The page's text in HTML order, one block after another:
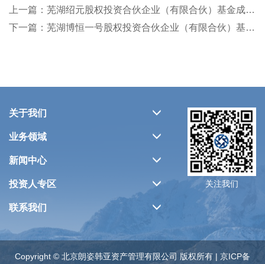
上一篇：芜湖绍元股权投资合伙企业（有限合伙）基金成立通知书
下一篇：芜湖博恒一号股权投资合伙企业（有限合伙）基金成立通知书
关于我们
业务领域
新闻中心
投资人专区
联系我们
关注我们
Copyright © 北京朗姿韩亚资产管理有限公司 版权所有 | 京ICP备